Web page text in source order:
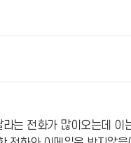
는 전화가 많이오는데 이